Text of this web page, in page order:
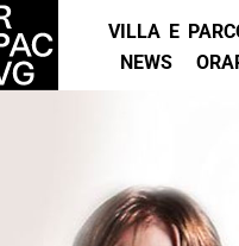
VILLA E
NEWS